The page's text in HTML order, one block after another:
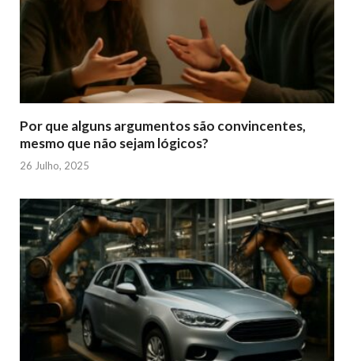
Por que alguns argumentos são convincentes,
mesmo que não sejam lógicos?
26 Julho, 2025